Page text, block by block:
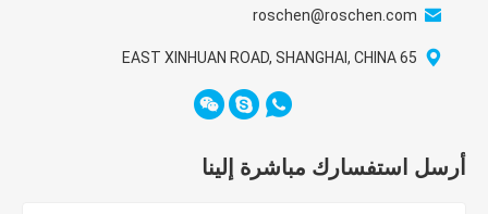
roschen@roschen.com
65 EAST XINHUAN ROAD, SHANGHAI, CHINA
أرسل استفسارك مباشرة إلينا